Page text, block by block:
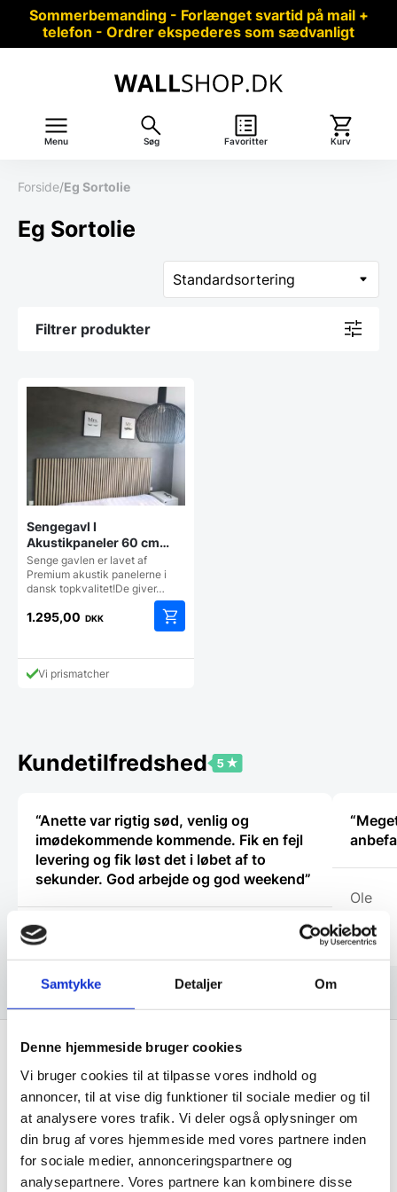
Samtykke Detaljer Om
Denne hjemmeside bruger cookies
Vi bruger cookies til at tilpasse vores indhold og
annoncer, til at vise dig funktioner til sociale medier og til
at analysere vores trafik. Vi deler også oplysninger om
din brug af vores hjemmeside med vores partnere inden
for sociale medier, annonceringspartnere og
analysepartnere. Vores partnere kan kombinere disse
Sommerbemanding - Forlænget svartid på mail +
telefon - Ordrer ekspederes som sædvanligt
Menu Søg Favoritter Kurv
Forside/Eg Sortolie
Eg Sortolie
Filtrer produkter
Sengegavl I
Akustikpaneler 60 cm
brede
Senge gavlen er lavet af
Premium akustik panelerne i
dansk topkvalitet!De giver…
1.295,00 DKK
vare
vælges
på
Vi prismatcher
Kundetilfredshed
“Anette var rigtig sød, venlig og
imødekommende kommende. Fik en fejl
levering og fik løst det i løbet af to
sekunder. God arbejde og god weekend”
Michael
Ole
Få de bedste tilbud først!
Husk at tilmelde dig vores nyhedsbrev og vær først
til de bedste tilbud. Og bare rolig, vi spammer dig
ikke, men sender kun relevante tilbud og